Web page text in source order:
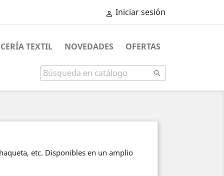
 Iniciar sesión
TEXTIL NOVEDADES OFERTAS

etc. Disponibles en un amplio